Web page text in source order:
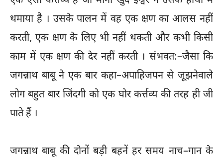
थमाया है । उसके पालन में वह एक क्षण का आलस नहीं
करती, एक क्षण के लिए भी नहीं थकती और कभी किसी
काम में एक क्षण की देर नहीं करती । संभवत:–जैसा कि
जगन्नाथ बाबू ने एक बार कहा–अपाहिजपन से जूझनेवाले
लोग बहुत बार जिंदगी को एक घोर कर्त्तव्य की तरह ही जी
पाते हैं ।
जगन्नाथ बाबू की दोनों बड़ी बहनें हर समय नाच–गान के